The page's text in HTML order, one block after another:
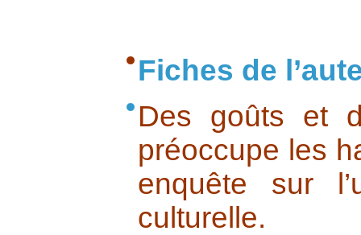
Fiches de
Des goûts et
préoccupe les
enquête sur
culturelle.